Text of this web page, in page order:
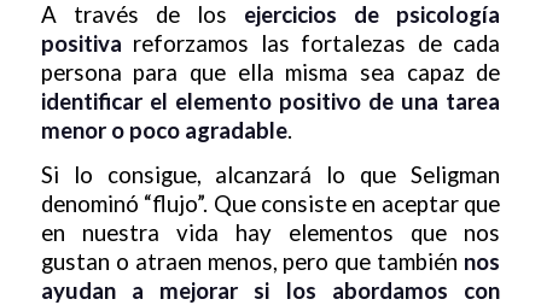
A través de los ejercicios de psicología
positiva reforzamos las fortalezas de cada
persona para que ella misma sea capaz de
identificar el elemento positivo de una tarea
menor o poco agradable.
Si lo consigue, alcanzará lo que Seligman
denominó “flujo”. Que consiste en aceptar que
en nuestra vida hay elementos que nos
gustan o atraen menos, pero que también nos
ayudan a mejorar si los abordamos con